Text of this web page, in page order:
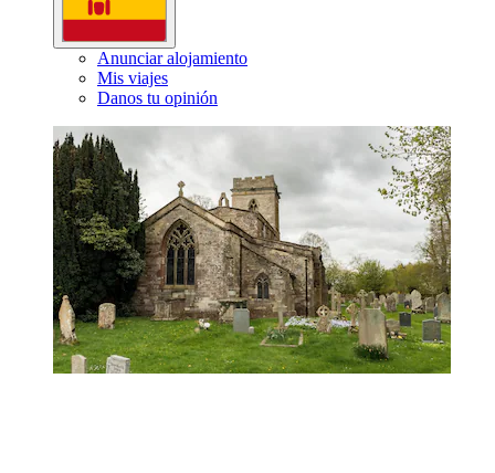
Anunciar alojamiento
Mis viajes
Danos tu opinión